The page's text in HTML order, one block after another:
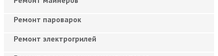
Ремонт пароварок
Ремонт электрогрилей